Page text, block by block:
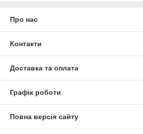
Про нас
Контакти
Доставка та оплата
Графік роботи
Повна версія сайту